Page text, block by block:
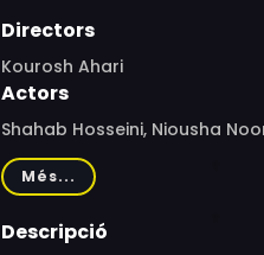
Directors
Kourosh Ahari
Actors
Shahab Hosseini, Niousha
Kathreen Khavari, Ali
Rahimzadeh, Sam
Més...
Descripció